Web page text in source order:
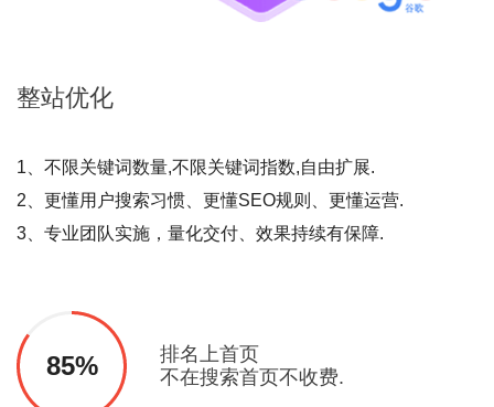
整站优化
1、不限关键词数量,不限关键词指数,自由扩展.
2、更懂用户搜索习惯、更懂SEO规则、更懂运营.
3、专业团队实施，量化交付、效果持续有保障.
85%
排名上首页
不在搜索首页不收费.